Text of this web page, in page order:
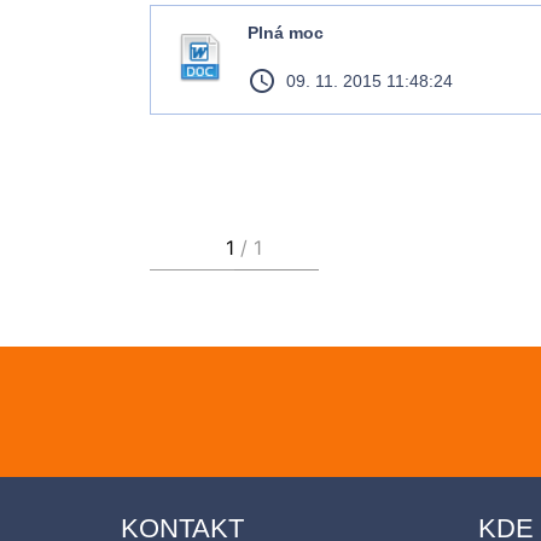
Plná moc
access_time 09. 11. 2015 11:48:24
KONTAKT KDE